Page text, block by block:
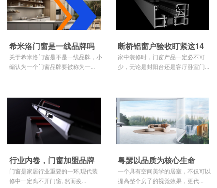
希米洛门窗是一线品牌吗
关于希米洛门窗是不是一线品牌，小
编认为一个门窗品牌要被称为一...
断桥铝窗户验收盯紧这14
点（建议收藏）
家中装修时，门窗产品一定必不可
少，无论是封阳台还是客厅卧室门...
行业内卷，门窗加盟品牌
是否值得考虑？
门窗是家居行业重要的一环,现代装
修中一定离不开门窗, 然而疫...
粤瑟以品质为核心生命
力，探寻高端家居美学
一个具有空间美学的居室，不仅可以
提高整个房子的视觉效果，更代...